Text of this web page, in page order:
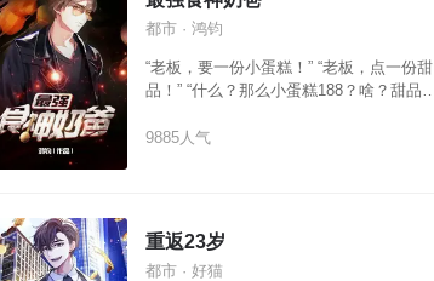
都市 · 鸿钧
“老板，要一份小蛋糕！” “老板，点一份甜
品！” “什么？那么小蛋糕188？啥？甜品
板，我把妹妹介绍给你做老婆，让我再吃
9885人气
重返23岁
都市 · 好猫